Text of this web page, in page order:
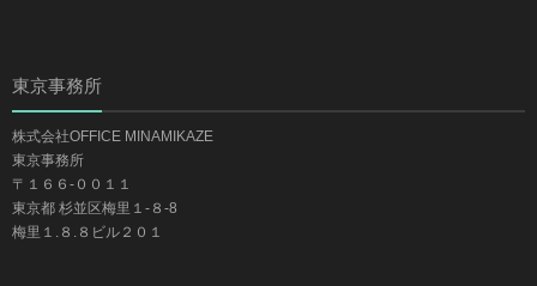
東京事務所
株式会社OFFICE MINAMIKAZE
東京事務所
〒１６６-００１１
東京都 杉並区梅里１-８-8
梅里１.８.８ビル２０１